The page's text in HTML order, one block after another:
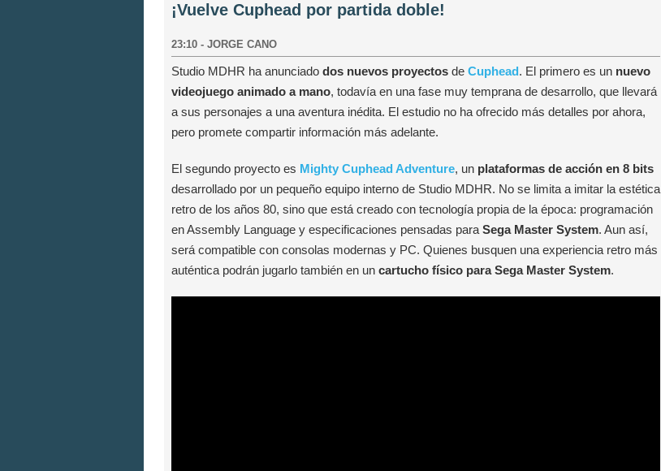
¡Vuelve Cuphead por partida doble!
23:10 - JORGE CANO
Studio MDHR ha anunciado dos nuevos proyectos de Cuphead. El primero es un nuevo
videojuego animado a mano, todavía en una fase muy temprana de desarrollo, que llevará
a sus personajes a una aventura inédita. El estudio no ha ofrecido más detalles por ahora,
pero promete compartir información más adelante.
El segundo proyecto es Mighty Cuphead Adventure, un plataformas de acción en 8 bits
desarrollado por un pequeño equipo interno de Studio MDHR. No se limita a imitar la estética
retro de los años 80, sino que está creado con tecnología propia de la época: programación
en Assembly Language y especificaciones pensadas para Sega Master System. Aun así,
será compatible con consolas modernas y PC. Quienes busquen una experiencia retro más
auténtica podrán jugarlo también en un cartucho físico para Sega Master System.